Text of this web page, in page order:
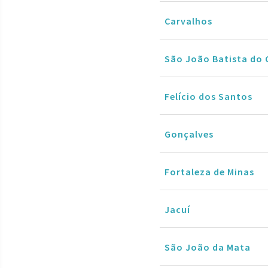
Carvalhos
São João Batista do
Felício dos Santos
Gonçalves
Fortaleza de Minas
Jacuí
São João da Mata